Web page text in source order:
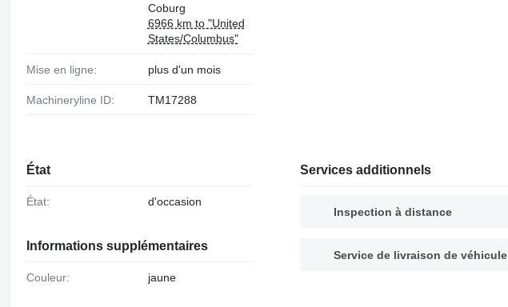
Coburg
6966 km to "United
States/Columbus"
Mise en ligne: plus d'un mois
Machineryline ID: TM17288
État
État: d'occasion
Informations supplémentaires
Couleur: jaune
Services additionnels
Inspection à distance
Service de livraison de véhicule